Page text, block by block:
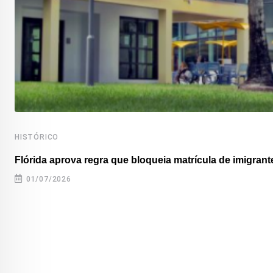
HISTÓRICO
Flórida aprova regra que bloqueia matrícula de
01/07/2026